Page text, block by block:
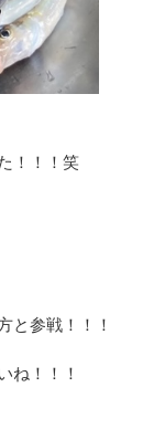
！！！笑
と参戦！！！
ね！！！